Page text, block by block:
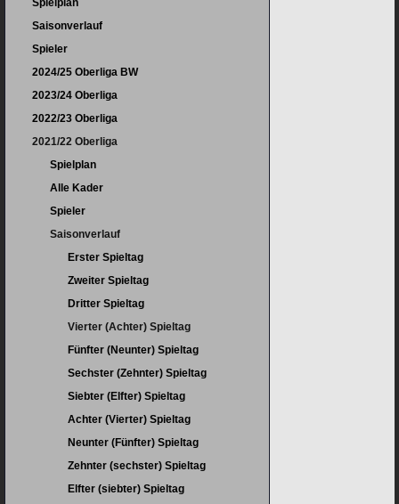
Saisonverlauf
Spieler
2024/25 Oberliga BW
2023/24 Oberliga
2022/23 Oberliga
2021/22 Oberliga
Spielplan
Alle Kader
Spieler
Saisonverlauf
Erster Spieltag
Zweiter Spieltag
Dritter Spieltag
Vierter (Achter) Spieltag
Fünfter (Neunter) Spieltag
Sechster (Zehnter) Spieltag
Siebter (Elfter) Spieltag
Achter (Vierter) Spieltag
Neunter (Fünfter) Spieltag
Zehnter (sechster) Spieltag
Elfter (siebter) Spieltag